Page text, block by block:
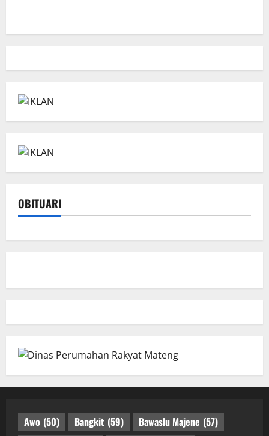
OBITUARI
Awo (50) Bangkit (59) Bawaslu Majene (57)